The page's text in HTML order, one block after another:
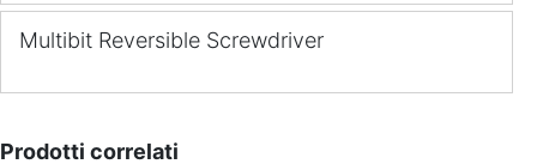
Multibit Reversible Screwdriver
Prodotti correlati